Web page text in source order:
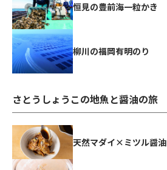
恒見の豊前海一粒かき
柳川の福岡有明のり
さとうしょうこの地魚と醤油の旅
天然マダイ×ミツル醤油